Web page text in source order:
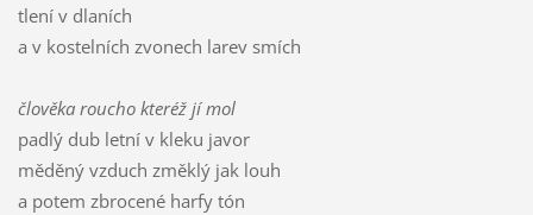
tlení v dlaních
a v kostelních zvonech larev smích
člověka roucho kteréž jí mol
padlý dub letní v kleku javor
měděný vzduch změklý jak louh
a potem zbrocené harfy tón